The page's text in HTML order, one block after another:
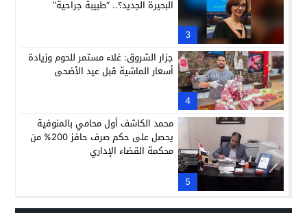
3
البحيرة الجديد؟.. “طبيبة جراحية”
4
جزار الشروق: غلاء مستمر للحوم وزيادة
أسعار الماشية قبل عيد الأضحى
5
محمد الكاشف أول محامي بالمنوفية
يحصل على حكم صرف حافز 200% من
محكمة القضاء الإداري